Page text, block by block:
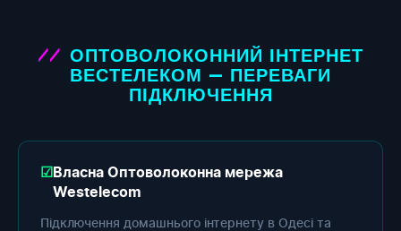
ОПТОВОЛОКОННИЙ ІНТЕРНЕТ
ВЕСТЕЛЕКОМ — ПЕРЕВАГИ
ПІДКЛЮЧЕННЯ
Власна Оптоволоконна мережа
Westelecom
Підключення домашнього інтернету в Одесі та